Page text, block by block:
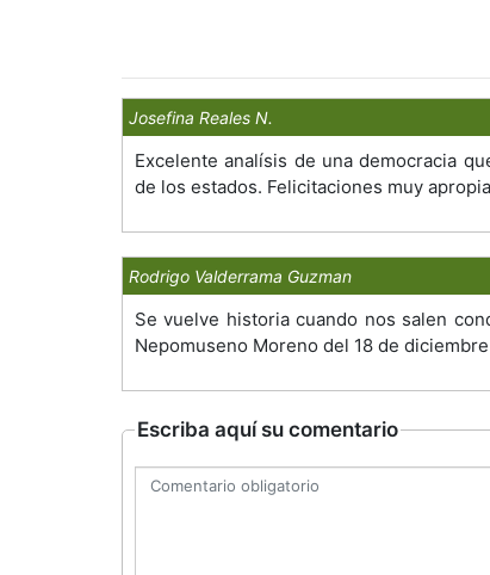
Josefina Reales N.
Excelente analísis de una democracia
de los estados. Felicitaciones muy
Rodrigo Valderrama Guzman
Se vuelve historia cuando nos salen
Nepomuseno Moreno del 18 de
Escriba aquí su comentario